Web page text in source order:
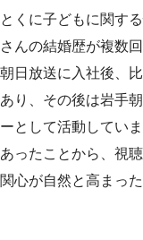
とくに子どもに関す
さんの結婚歴が複数
朝日放送に入社後、
あり、その後は岩手
ーとして活動してい
あったことから、視
関心が自然と高まっ